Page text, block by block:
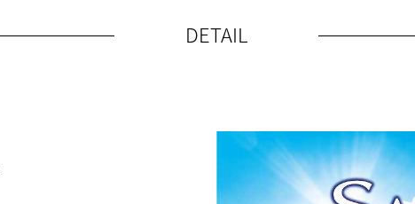
DETAIL